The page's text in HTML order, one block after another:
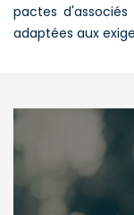
pactes
adaptées aux